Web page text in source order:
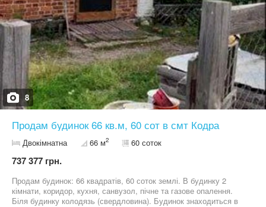
8
Продам будинок 66 кв.м, 60 сот в смт Кодра
Двокімнатна 66 м2 60 соток
737 377 грн.
Продам будинок: 66 квадратів, 60 соток землі. В будинку 2
кімнати, коридор, кухня, санвузол, пічне та газове опалення.
Біля будинку колодязь (свердловина). Будинок знаходиться в